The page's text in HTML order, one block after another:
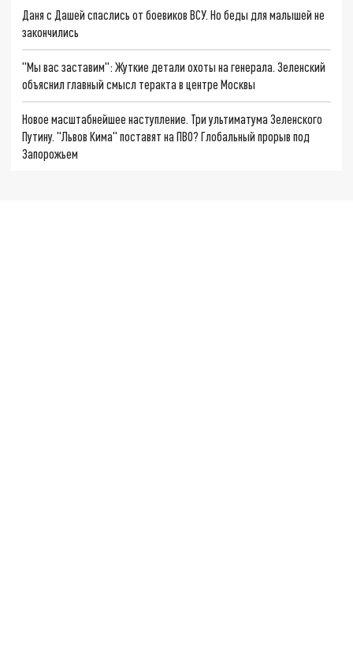
Даня с Дашей спаслись от боевиков ВСУ. Но беды для малышей не
закончились
"Мы вас заставим": Жуткие детали охоты на генерала. Зеленский
объяснил главный смысл теракта в центре Москвы
Новое масштабнейшее наступление. Три ультиматума Зеленского
Путину. "Львов Кима" поставят на ПВО? Глобальный прорыв под
Запорожьем